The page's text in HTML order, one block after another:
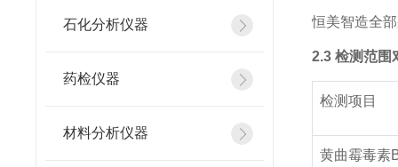
石化分析仪器
药检仪器
材料分析仪器
恒美智造全
2.3 检测范围
检测项目
黄曲霉毒素